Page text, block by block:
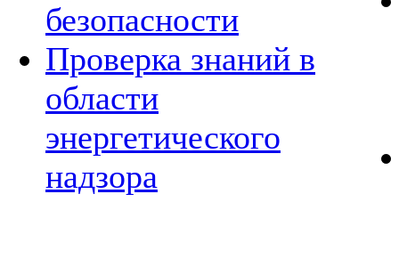
безопасности
Проверка знаний в
области
энергетического
надзора